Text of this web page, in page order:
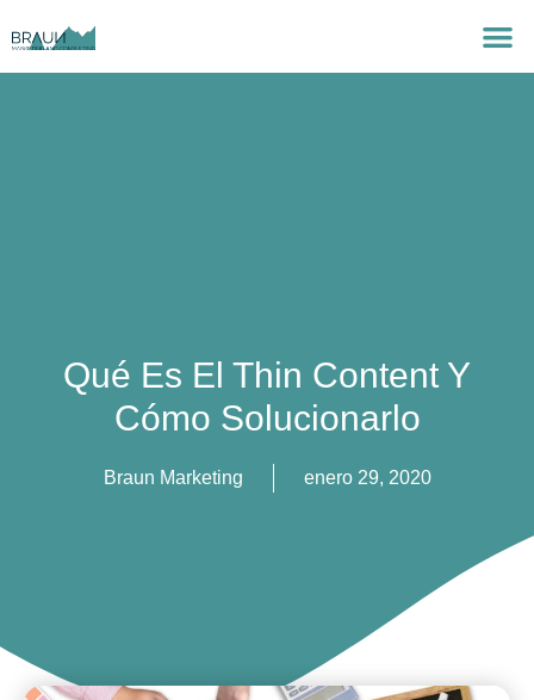
Qué Es El Thin Content Y
Cómo Solucionarlo
Braun Marketing enero 29, 2020